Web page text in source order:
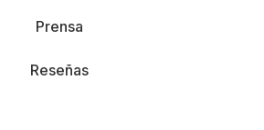
Prensa
Reseñas